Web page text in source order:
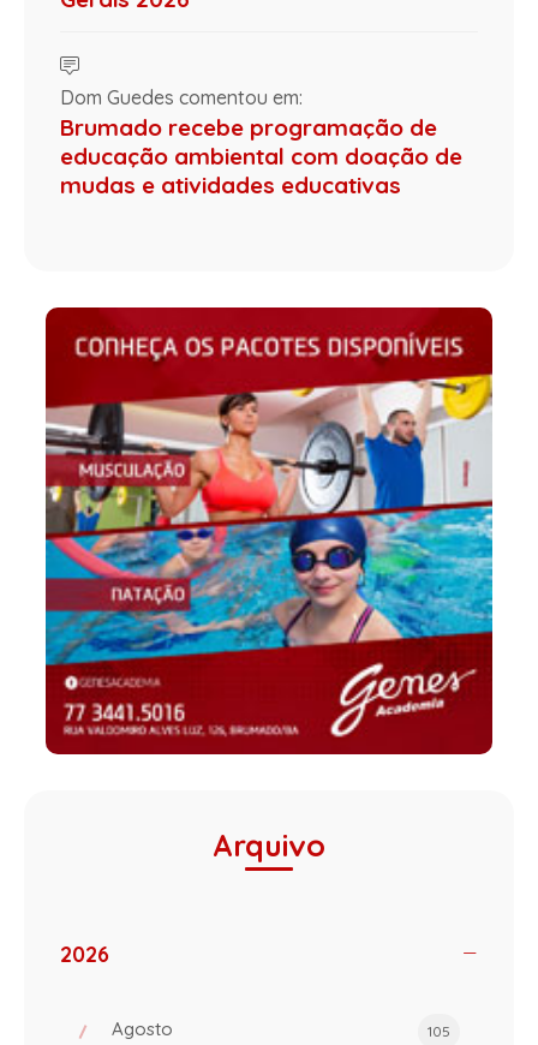
Dom Guedes comentou em:
Brumado recebe programação de
educação ambiental com doação de
mudas e atividades educativas
Arquivo
2026
Agosto 105